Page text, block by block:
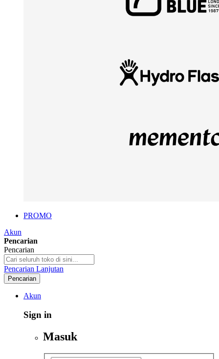
PROMO
Akun
Pencarian
Pencarian
Pencarian Lanjutan
Pencarian
Akun
Sign in
Masuk